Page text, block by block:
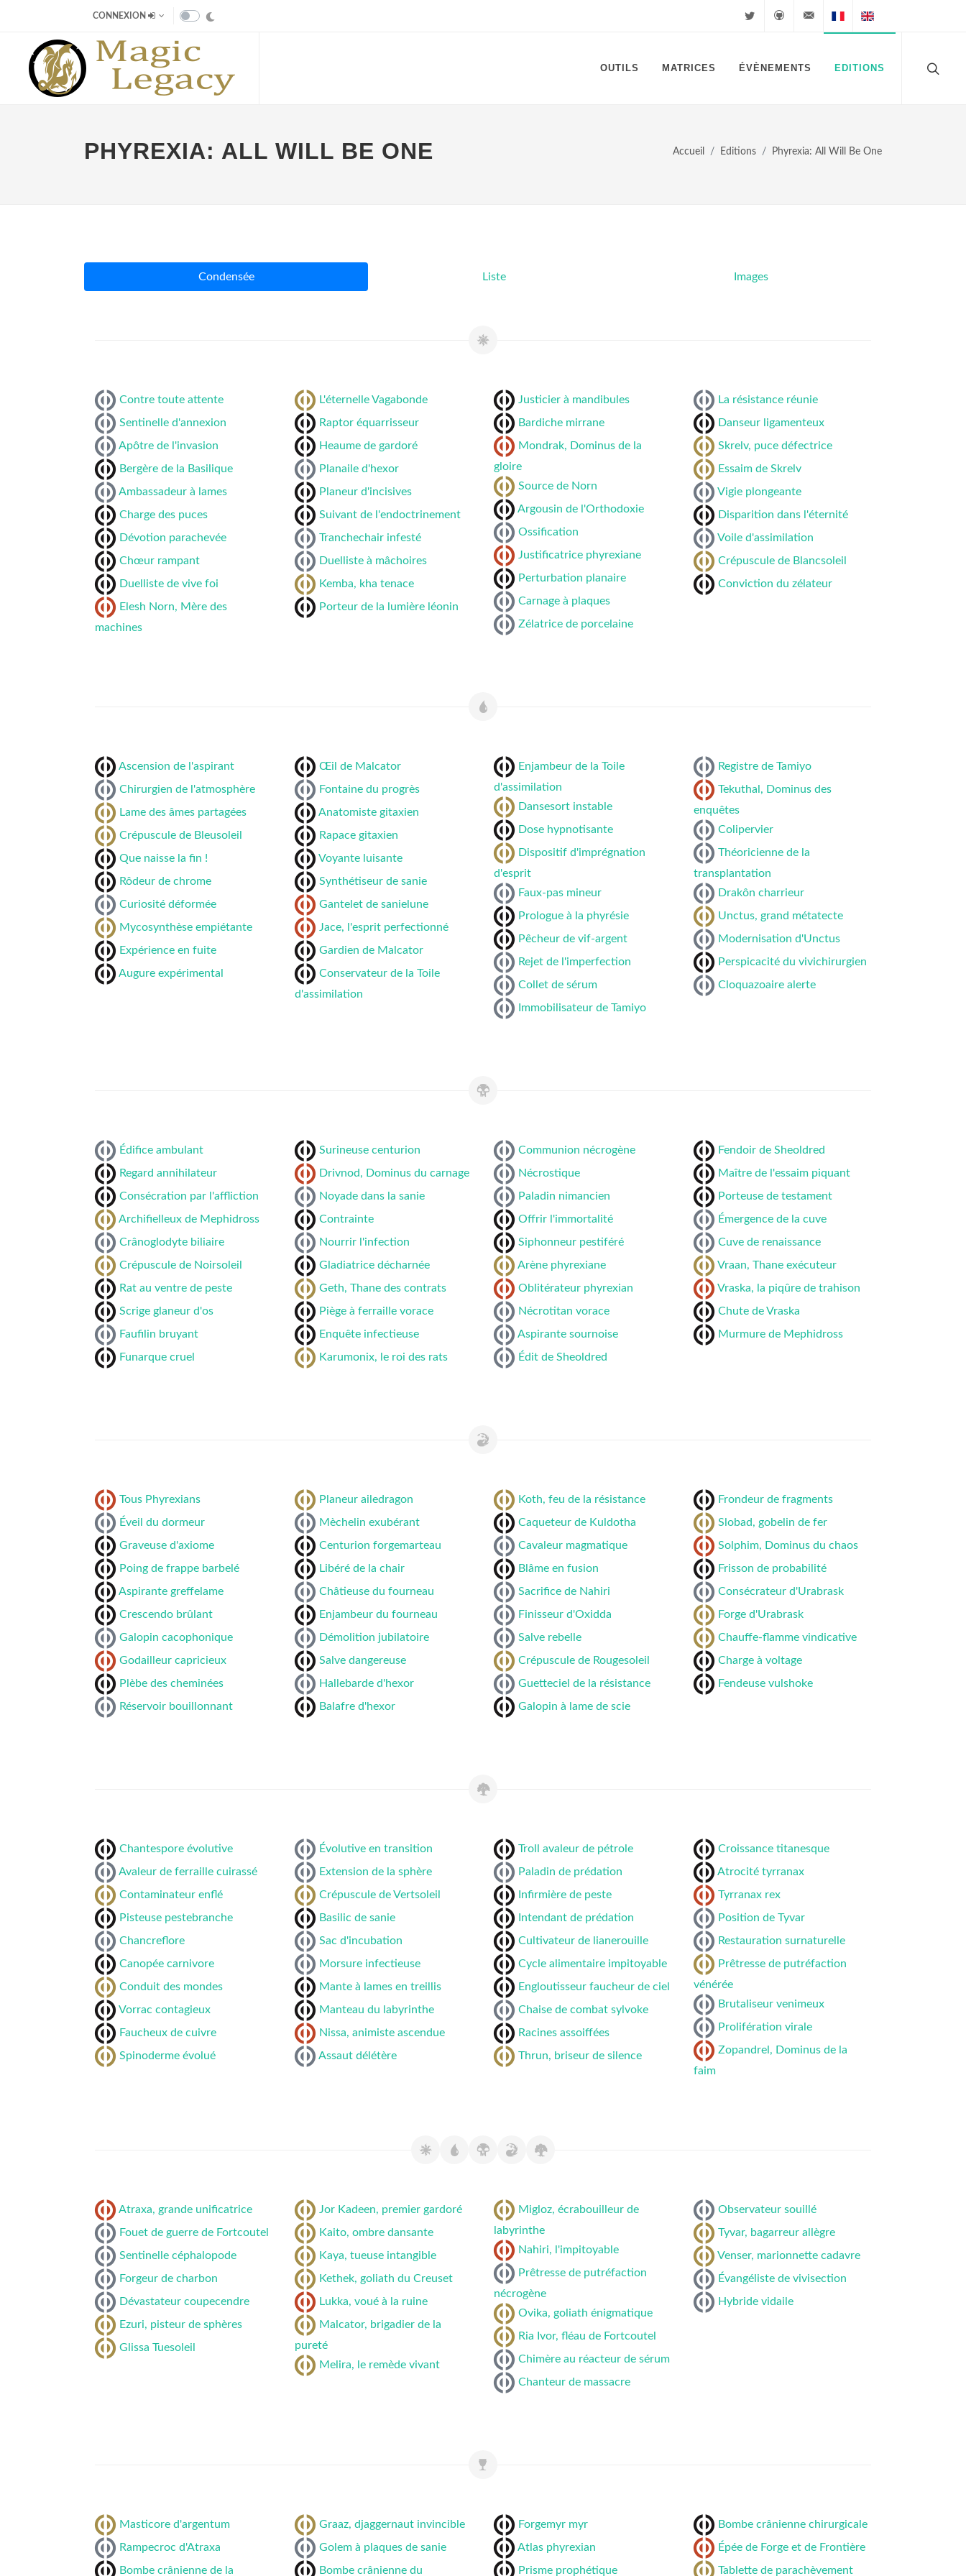
CONNEXION Twitter Github velkuns@magiclegacy.fr
Cartes FR
OUTILS MATRICES ÉVÈNEMENTS EDITIONS
PHYREXIA: ALL WILL BE ONE Accueil Editions Phyrexia: All Will Be One
Condensée Liste Images
Contre toute attente
Sentinelle d'annexion
Apôtre de l'invasion
Bergère de la Basilique
Ambassadeur à lames
Charge des puces
Dévotion parachevée
Chœur rampant
Duelliste de vive foi
Elesh Norn, Mère des
machines
L'éternelle Vagabonde
Raptor équarrisseur
Heaume de gardoré
Planaile d'hexor
Planeur d'incisives
Suivant de l'endoctrinement
Tranchechair infesté
Duelliste à mâchoires
Kemba, kha tenace
Porteur de la lumière léonin
Justicier à mandibules
Bardiche mirrane
Mondrak, Dominus de la
gloire
Source de Norn
Argousin de l'Orthodoxie
Ossification
Justificatrice phyrexiane
Perturbation planaire
Carnage à plaques
Zélatrice de porcelaine
La résistance réunie
Danseur ligamenteux
Skrelv, puce défectrice
Essaim de Skrelv
Vigie plongeante
Disparition dans l'éternité
Voile d'assimilation
Crépuscule de Blancsoleil
Conviction du zélateur
Ascension de l'aspirant
Chirurgien de l'atmosphère
Lame des âmes partagées
Crépuscule de Bleusoleil
Que naisse la fin !
Rôdeur de chrome
Curiosité déformée
Mycosynthèse empiétante
Expérience en fuite
Augure expérimental
Œil de Malcator
Fontaine du progrès
Anatomiste gitaxien
Rapace gitaxien
Voyante luisante
Synthétiseur de sanie
Gantelet de sanielune
Jace, l'esprit perfectionné
Gardien de Malcator
Conservateur de la Toile
d'assimilation
Enjambeur de la Toile
d'assimilation
Dansesort instable
Dose hypnotisante
Dispositif d'imprégnation
d'esprit
Faux-pas mineur
Prologue à la phyrésie
Pêcheur de vif-argent
Rejet de l'imperfection
Collet de sérum
Immobilisateur de Tamiyo
Registre de Tamiyo
Tekuthal, Dominus des
enquêtes
Colipervier
Théoricienne de la
transplantation
Drakôn charrieur
Unctus, grand métatecte
Modernisation d'Unctus
Perspicacité du vivichirurgien
Cloquazoaire alerte
Édifice ambulant
Regard annihilateur
Consécration par l'affliction
Archifielleux de Mephidross
Crânoglodyte biliaire
Crépuscule de Noirsoleil
Rat au ventre de peste
Scrige glaneur d'os
Faufilin bruyant
Funarque cruel
Surineuse centurion
Drivnod, Dominus du carnage
Noyade dans la sanie
Contrainte
Nourrir l'infection
Gladiatrice décharnée
Geth, Thane des contrats
Piège à ferraille vorace
Enquête infectieuse
Karumonix, le roi des rats
Communion nécrogène
Nécrostique
Paladin nimancien
Offrir l'immortalité
Siphonneur pestiféré
Arène phyrexiane
Oblitérateur phyrexian
Nécrotitan vorace
Aspirante sournoise
Édit de Sheoldred
Fendoir de Sheoldred
Maître de l'essaim piquant
Porteuse de testament
Émergence de la cuve
Cuve de renaissance
Vraan, Thane exécuteur
Vraska, la piqûre de trahison
Chute de Vraska
Murmure de Mephidross
Tous Phyrexians
Éveil du dormeur
Graveuse d'axiome
Poing de frappe barbelé
Aspirante greffelame
Crescendo brûlant
Galopin cacophonique
Godailleur capricieux
Plèbe des cheminées
Réservoir bouillonnant
Planeur ailedragon
Mèchelin exubérant
Centurion forgemarteau
Libéré de la chair
Châtieuse du fourneau
Enjambeur du fourneau
Démolition jubilatoire
Salve dangereuse
Hallebarde d'hexor
Balafre d'hexor
Koth, feu de la résistance
Caqueteur de Kuldotha
Cavaleur magmatique
Blâme en fusion
Sacrifice de Nahiri
Finisseur d'Oxidda
Salve rebelle
Crépuscule de Rougesoleil
Guetteciel de la résistance
Galopin à lame de scie
Frondeur de fragments
Slobad, gobelin de fer
Solphim, Dominus du chaos
Frisson de probabilité
Consécrateur d'Urabrask
Forge d'Urabrask
Chauffe-flamme vindicative
Charge à voltage
Fendeuse vulshoke
Chantespore évolutive
Avaleur de ferraille cuirassé
Contaminateur enflé
Pisteuse pestebranche
Chancreflore
Canopée carnivore
Conduit des mondes
Vorrac contagieux
Faucheux de cuivre
Spinoderme évolué
Évolutive en transition
Extension de la sphère
Crépuscule de Vertsoleil
Basilic de sanie
Sac d'incubation
Morsure infectieuse
Mante à lames en treillis
Manteau du labyrinthe
Nissa, animiste ascendue
Assaut délétère
Troll avaleur de pétrole
Paladin de prédation
Infirmière de peste
Intendant de prédation
Cultivateur de lianerouille
Cycle alimentaire impitoyable
Engloutisseur faucheur de ciel
Chaise de combat sylvoke
Racines assoiffées
Thrun, briseur de silence
Croissance titanesque
Atrocité tyrranax
Tyrranax rex
Position de Tyvar
Restauration surnaturelle
Prêtresse de putréfaction
vénérée
Brutaliseur venimeux
Prolifération virale
Zopandrel, Dominus de la
faim
Atraxa, grande unificatrice
Fouet de guerre de Fortcoutel
Sentinelle céphalopode
Forgeur de charbon
Dévastateur coupecendre
Ezuri, pisteur de sphères
Glissa Tuesoleil
Jor Kadeen, premier gardoré
Kaito, ombre dansante
Kaya, tueuse intangible
Kethek, goliath du Creuset
Lukka, voué à la ruine
Malcator, brigadier de la
pureté
Melira, le remède vivant
Migloz, écrabouilleur de
labyrinthe
Nahiri, l'impitoyable
Prêtresse de putréfaction
nécrogène
Ovika, goliath énigmatique
Ria Ivor, fléau de Fortcoutel
Chimère au réacteur de sérum
Chanteur de massacre
Observateur souillé
Tyvar, bagarreur allègre
Venser, marionnette cadavre
Évangéliste de vivisection
Hybride vidaile
Masticore d'argentum
Rampecroc d'Atraxa
Bombe crânienne de la
Graaz, djaggernaut invincible
Golem à plaques de sanie
Bombe crânienne du
Forgemyr myr
Atlas phyrexian
Prisme prophétique
Bombe crânienne chirurgicale
Épée de Forge et de Frontière
Tablette de parachèvement